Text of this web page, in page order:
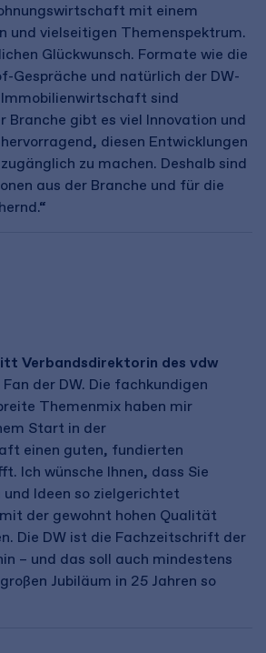
mit einem
und vielseitigen Themenspektrum.
Glückwunsch. Formate wie die
Gespräche und natürlich der DW-
sind
Branche gibt es viel Innovation und
diesen Entwicklungen
zu machen. Deshalb sind
aus der Branche und für die
Verbandsdirektorin des vdw
der DW. Die fachkundigen
Themenmix haben mir
Start in der
einen guten, fundierten
Ich wünsche Ihnen, dass Sie
Ideen so zielgerichtet
der gewohnt hohen Qualität
Die DW ist die Fachzeitschrift der
– und das soll auch mindestens
Jubiläum in 25 Jahren so